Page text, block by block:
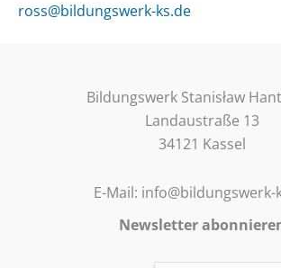
ross@bildungswerk-ks.de
Bildungswerk Stanisław
Landaustraße 13
34121 Kassel
E-Mail: info@bildungswerk-
Newsletter